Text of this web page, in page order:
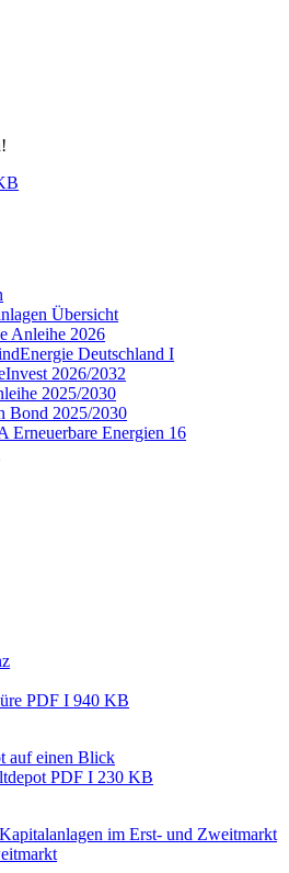
Übersicht
Anleihe 2026
Deutschland I
2026/2032
2025/2030
Bond 2025/2030
Erneuerbare Energien 16
PDF I 940 KB
auf einen Blick
PDF I 230 KB
im Erst- und Zweitmarkt